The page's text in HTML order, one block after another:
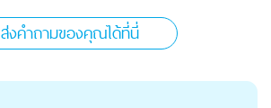
ส่งคำถามของคุณได้ที่นี่